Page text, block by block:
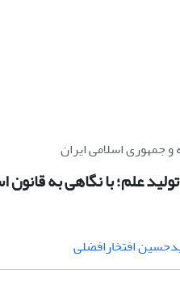
جمهوری اسلامی ایران
علم؛ با نگاهی به
افتخارافضلی